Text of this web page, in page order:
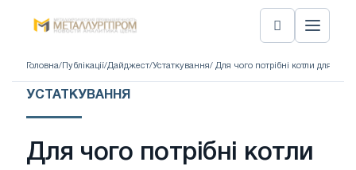
Головна/ Публікації/Дайджест/Устаткування/ Для чого потрібні котли для
УСТАТКУВАННЯ
Для чого потрібні котли